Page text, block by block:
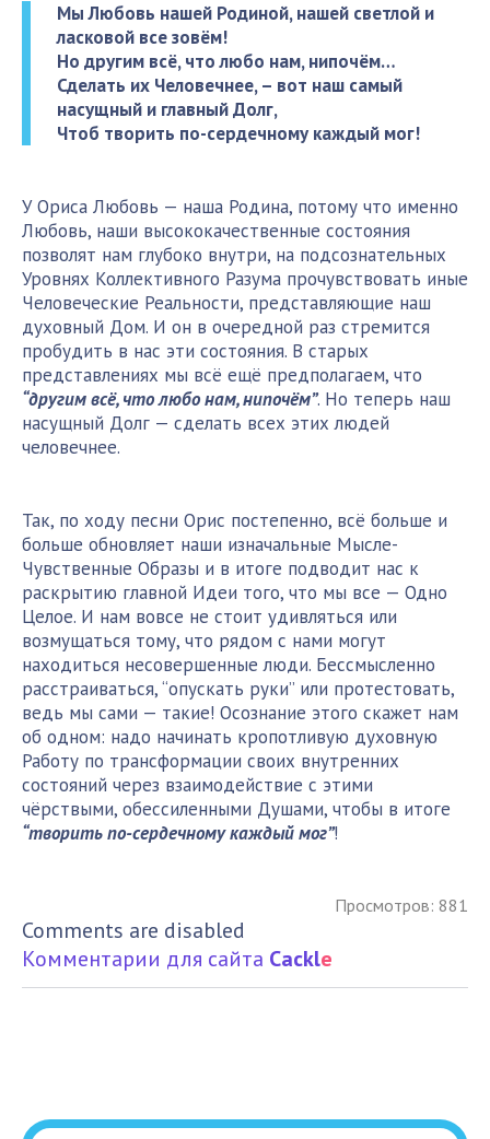
Мы Любовь нашей Родиной, нашей светлой и
ласковой все зовём!
Но другим всё, что любо нам, нипочём…
Сделать их Человечнее, – вот наш самый
насущный и главный Долг,
Чтоб творить по-сердечному каждый мог!
У Ориса Любовь — наша Родина, потому что именно
Любовь, наши высококачественные состояния
позволят нам глубоко внутри, на подсознательных
Уровнях Коллективного Разума прочувствовать иные
Человеческие Реальности, представляющие наш
духовный Дом. И он в очередной раз стремится
пробудить в нас эти состояния. В старых
представлениях мы всё ещё предполагаем, что
“другим всё, что любо нам, нипочём”. Но теперь наш
насущный Долг — сделать всех этих людей
человечнее.
Так, по ходу песни Орис постепенно, всё больше и
больше обновляет наши изначальные Мысле-
Чувственные Образы и в итоге подводит нас к
раскрытию главной Идеи того, что мы все — Одно
Целое. И нам вовсе не стоит удивляться или
возмущаться тому, что рядом с нами могут
находиться несовершенные люди. Бессмысленно
расстраиваться, “опускать руки” или протестовать,
ведь мы сами — такие! Осознание этого скажет нам
об одном: надо начинать кропотливую духовную
Работу по трансформации своих внутренних
состояний через взаимодействие с этими
чёрствыми, обессиленными Душами, чтобы в итоге
“творить по-сердечному каждый мог”!
Просмотров: 881
Comments are disabled
Комментарии для сайта Cackle